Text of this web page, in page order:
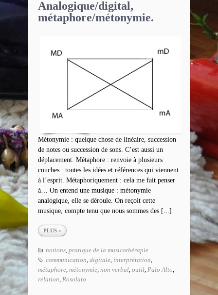
Analogique/digital,
métaphore/métonymie.
Métonymie : quelque chose de linéaire, succession
de notes ou succession de sons. C’est aussi un
déplacement. Métaphore : renvoie à plusieurs
couches : toutes les idées et références qui viennent
à l’esprit. Métaphoriquement : cela me fait penser
à… On entend une musique : métonymie
analogique, elle se déroule. On reçoit cette
musique, compte tenu que nous sommes des [...]
PLUS »
notions pratique de la musicothérapie
communication digitale interprétation
métaphore métonymie non verbal outil Palo Alto
relation Rosolato